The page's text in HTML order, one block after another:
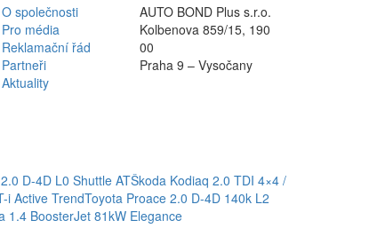
O společnosti
Pro média
Reklamační řád
Partneři
Aktuality
AUTO BOND Plus s.r.o.
Kolbenova 859/15, 190
00
Praha 9 – Vysočany
D-4D L0 Shuttle ATŠkoda Kodiaq 2.0 TDI 4×4 /
i Active TrendToyota Proace 2.0 D-4D 140k L2
1.4 BoosterJet 81kW Elegance